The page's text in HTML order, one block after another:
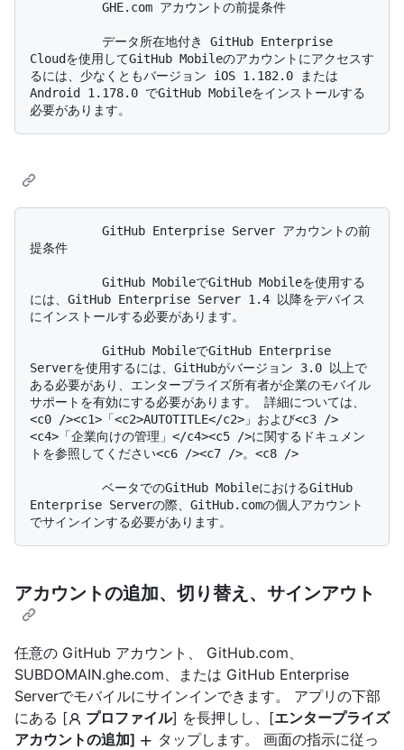
Cloudを使用してGitHub Mobileのアカウントにアクセスす
るには、少なくともバージョン iOS 1.182.0 または
Android 1.178.0 でGitHub Mobileをインストールする
提条件
には、GitHub Enterprise Server 1.4 以降をデバイス
にインストールする必要があります。
Serverを使用するには、GitHubがバージョン 3.0 以上で
ある必要があり、エンタープライズ所有者が企業のモバイル
サポートを有効にする必要があります。 詳細については、
<c0 /><c1>「<c2>AUTOTITLE</c2>」および<c3 />
<c4>「企業向けの管理」</c4><c5 />に関するドキュメン
トを参照してください<c6 /><c7 />。<c8 />
Enterprise Serverの際、GitHub.comの個人アカウント
アカウントの追加、切り替え、サインアウト
任意の GitHub アカウント、 GitHub.com、
SUBDOMAIN.ghe.com、または GitHub Enterprise
Serverでモバイルにサインインできます。 アプリの下部
にある [
プロファイル] を長押しし、[エンタープライズ
アカウントの追加]
タップします。 画面の指示に従っ